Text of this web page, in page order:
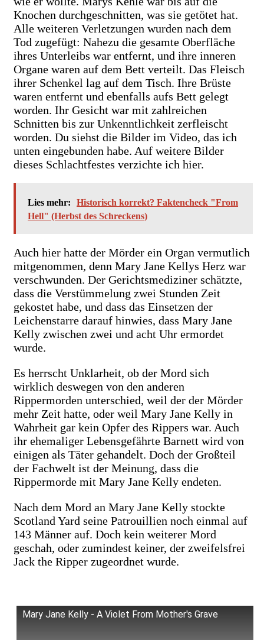
Knochen durchgeschnitten, was sie getötet hat.
Alle weiteren Verletzungen wurden nach dem
Tod zugefügt: Nahezu die gesamte Oberfläche
ihres Unterleibs war entfernt, und ihre inneren
Organe waren auf dem Bett verteilt. Das Fleisch
ihrer Schenkel lag auf dem Tisch. Ihre Brüste
waren entfernt und ebenfalls aufs Bett gelegt
worden. Ihr Gesicht war mit zahlreichen
Schnitten bis zur Unkenntlichkeit zerfleischt
worden. Du siehst die Bilder im Video, das ich
unten eingebunden habe. Auf weitere Bilder
dieses Schlachtfestes verzichte ich hier.
Lies mehr:
Historisch korrekt? Faktencheck "From
Hell" (Herbst des Schreckens)
Auch hier hatte der Mörder ein Organ vermutlich
mitgenommen, denn Mary Jane Kellys Herz war
verschwunden. Der Gerichtsmediziner schätzte,
dass die Verstümmelung zwei Stunden Zeit
gekostet habe, und dass das Einsetzen der
Leichenstarre darauf hinwies, dass Mary Jane
Kelly zwischen zwei und acht Uhr ermordet
wurde.
Es herrscht Unklarheit, ob der Mord sich
wirklich deswegen von den anderen
Rippermorden unterschied, weil der der Mörder
mehr Zeit hatte, oder weil Mary Jane Kelly in
Wahrheit gar kein Opfer des Rippers war. Auch
ihr ehemaliger Lebensgefährte Barnett wird von
einigen als Täter gehandelt. Doch der Großteil
der Fachwelt ist der Meinung, dass die
Rippermorde mit Mary Jane Kelly endeten.
Nach dem Mord an Mary Jane Kelly stockte
Scotland Yard seine Patrouillien noch einmal auf
143 Männer auf. Doch kein weiterer Mord
geschah, oder zumindest keiner, der zweifelsfrei
Jack the Ripper zugeordnet wurde.
Mary Jane Kelly - A Violet From Mother's Grave